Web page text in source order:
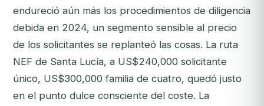
endureció aún más los procedimientos de diligencia
debida en 2024, un segmento sensible al precio
de los solicitantes se replanteó las cosas. La ruta
NEF de Santa Lucía, a US$240,000 solicitante
único, US$300,000 familia de cuatro, quedó justo
en el punto dulce consciente del coste. La